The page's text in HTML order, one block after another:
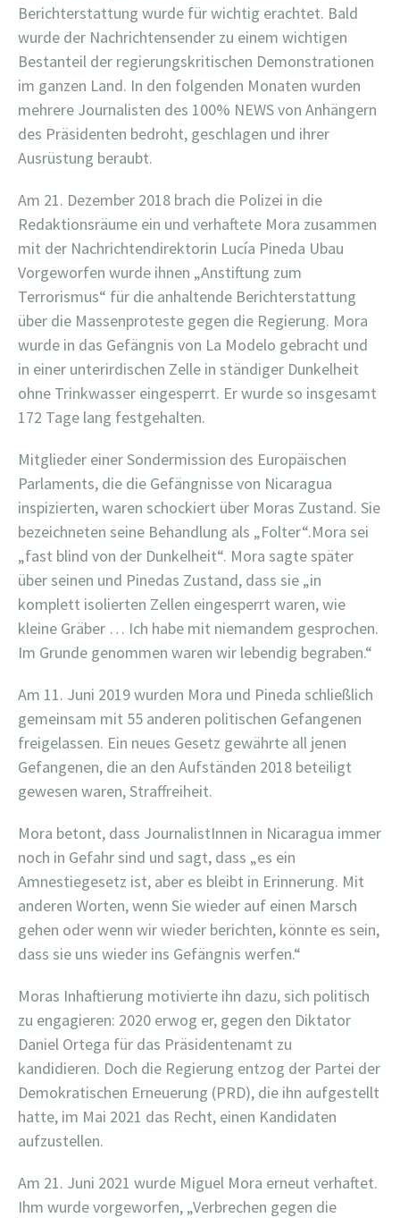
Berichterstattung wurde für wichtig erachtet. Bald
wurde der Nachrichtensender zu einem wichtigen
Bestanteil der regierungskritischen Demonstrationen
im ganzen Land. In den folgenden Monaten wurden
mehrere Journalisten des 100% NEWS von Anhängern
des Präsidenten bedroht, geschlagen und ihrer
Ausrüstung beraubt.
Am 21. Dezember 2018 brach die Polizei in die
Redaktionsräume ein und verhaftete Mora zusammen
mit der Nachrichtendirektorin Lucía Pineda Ubau
Vorgeworfen wurde ihnen „Anstiftung zum
Terrorismus“ für die anhaltende Berichterstattung
über die Massenproteste gegen die Regierung. Mora
wurde in das Gefängnis von La Modelo gebracht und
in einer unterirdischen Zelle in ständiger Dunkelheit
ohne Trinkwasser eingesperrt. Er wurde so insgesamt
172 Tage lang festgehalten.
Mitglieder einer Sondermission des Europäischen
Parlaments, die die Gefängnisse von Nicaragua
inspizierten, waren schockiert über Moras Zustand. Sie
bezeichneten seine Behandlung als „Folter“.Mora sei
„fast blind von der Dunkelheit“. Mora sagte später
über seinen und Pinedas Zustand, dass sie „in
komplett isolierten Zellen eingesperrt waren, wie
kleine Gräber … Ich habe mit niemandem gesprochen.
Im Grunde genommen waren wir lebendig begraben.“
Am 11. Juni 2019 wurden Mora und Pineda schließlich
gemeinsam mit 55 anderen politischen Gefangenen
freigelassen. Ein neues Gesetz gewährte all jenen
Gefangenen, die an den Aufständen 2018 beteiligt
gewesen waren, Straffreiheit.
Mora betont, dass JournalistInnen in Nicaragua immer
noch in Gefahr sind und sagt, dass „es ein
Amnestiegesetz ist, aber es bleibt in Erinnerung. Mit
anderen Worten, wenn Sie wieder auf einen Marsch
gehen oder wenn wir wieder berichten, könnte es sein,
dass sie uns wieder ins Gefängnis werfen.“
Moras Inhaftierung motivierte ihn dazu, sich politisch
zu engagieren: 2020 erwog er, gegen den Diktator
Daniel Ortega für das Präsidentenamt zu
kandidieren. Doch die Regierung entzog der Partei der
Demokratischen Erneuerung (PRD), die ihn aufgestellt
hatte, im Mai 2021 das Recht, einen Kandidaten
aufzustellen.
Am 21. Juni 2021 wurde Miguel Mora erneut verhaftet.
Ihm wurde vorgeworfen, „Verbrechen gegen die